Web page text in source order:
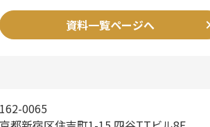
資料一覧ページへ
0065